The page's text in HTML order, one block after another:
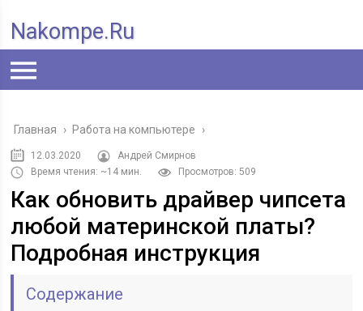
Nakompe.ru
Главная › Работа на компьютере ›
12.03.2020
Андрей Смирнов
Время чтения: ~14 мин.
Просмотров: 509
Как обновить драйвер чипсета
любой материнской платы?
Подробная инструкция
Содержание